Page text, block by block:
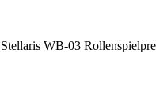
Stellaris WB-03